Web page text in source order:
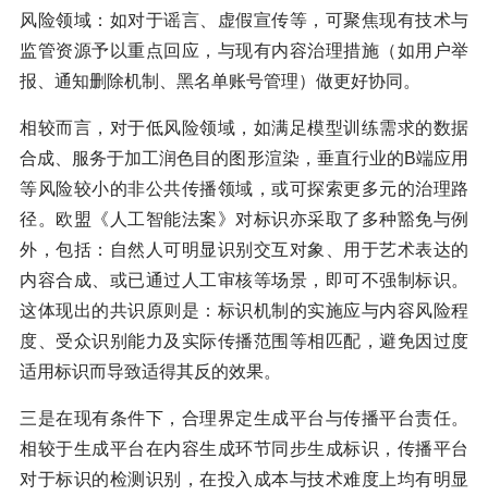
风险领域：如对于谣言、虚假宣传等，可聚焦现有技术与
监管资源予以重点回应，与现有内容治理措施（如用户举
报、通知删除机制、黑名单账号管理）做更好协同。
相较而言，对于低风险领域，如满足模型训练需求的数据
合成、服务于加工润色目的图形渲染，垂直行业的B端应用
等风险较小的非公共传播领域，或可探索更多元的治理路
径。欧盟《人工智能法案》对标识亦采取了多种豁免与例
外，包括：自然人可明显识别交互对象、用于艺术表达的
内容合成、或已通过人工审核等场景，即可不强制标识。
这体现出的共识原则是：标识机制的实施应与内容风险程
度、受众识别能力及实际传播范围等相匹配，避免因过度
适用标识而导致适得其反的效果。
三是在现有条件下，合理界定生成平台与传播平台责任。
相较于生成平台在内容生成环节同步生成标识，传播平台
对于标识的检测识别，在投入成本与技术难度上均有明显